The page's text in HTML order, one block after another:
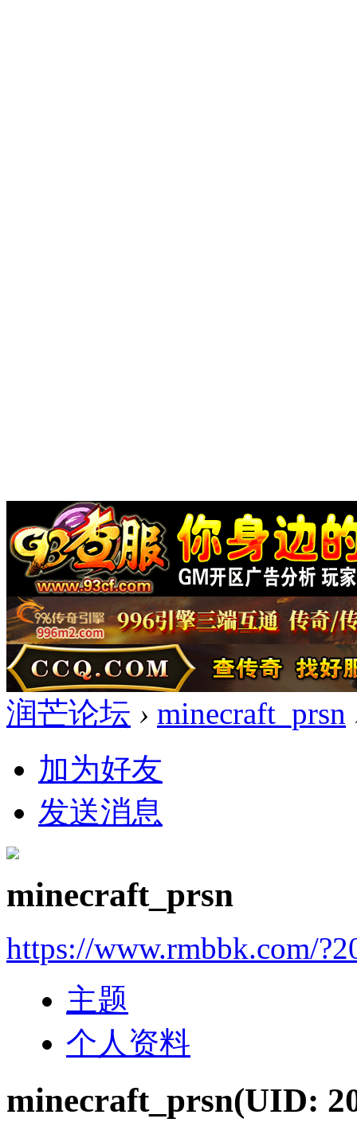
润芒论坛 › minecraft_prsn
加为好友
发送消息
minecraft_prsn
https://www.rmbbk.com/
主题
个人资料
minecraft_prsn(UID: